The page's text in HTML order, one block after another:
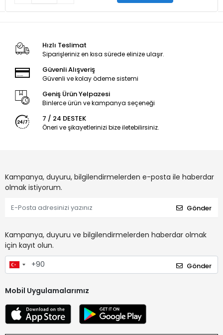
Hızlı Teslimat
Siparişleriniz en kısa sürede elinize ulaşır.
Güvenli Alışveriş
Güvenli ve kolay ödeme sistemi
Geniş Ürün Yelpazesi
Binlerce ürün ve kampanya seçeneği
7 / 24 DESTEK
Öneri ve şikayetlerinizi bize iletebilirsiniz.
Kampanya, duyuru, bilgilendirmelerden e-posta ile haberdar
olmak istiyorum.
Gönder
Kampanya, duyuru ve bilgilendirmelerden haberdar olmak
için kayıt olun.
Gönder
Mobil Uygulamalarımız